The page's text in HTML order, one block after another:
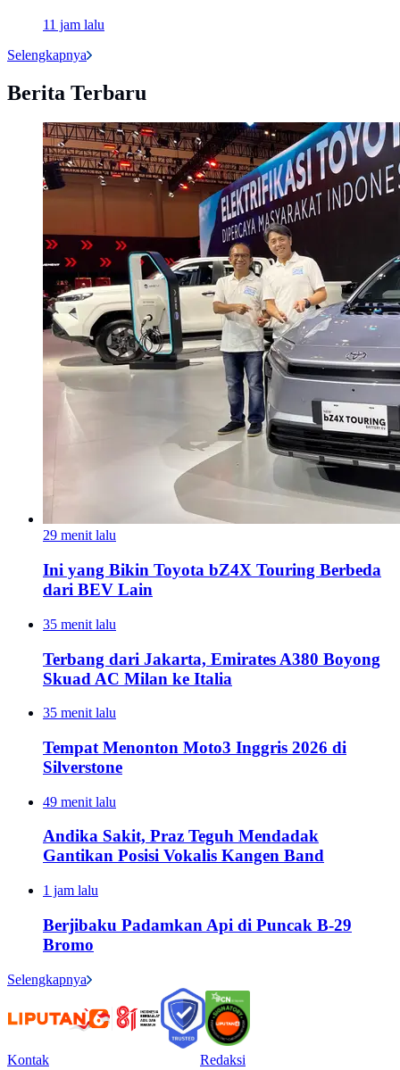
11 jam lalu
Selengkapnya
Berita Terbaru
29 menit lalu
Ini yang Bikin Toyota bZ4X Touring Berbeda
dari BEV Lain
35 menit lalu
Terbang dari Jakarta, Emirates A380 Boyong
Skuad AC Milan ke Italia
35 menit lalu
Tempat Menonton Moto3 Inggris 2026 di
Silverstone
49 menit lalu
Andika Sakit, Praz Teguh Mendadak
Gantikan Posisi Vokalis Kangen Band
1 jam lalu
Berjibaku Padamkan Api di Puncak B-29
Bromo
Selengkapnya
Kontak
Redaksi